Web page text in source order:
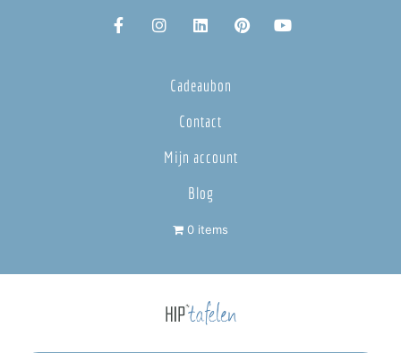
Cadeaubon
Contact
Mijn account
Blog
0 items